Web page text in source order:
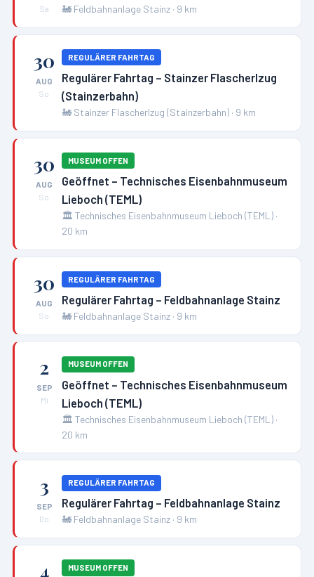
Sa
🚂 Feldbahnanlage Stainz · 9 km
30
AUG
So
REGULÄRER FAHRTAG
Regulärer Fahrtag – Stainzer Flascherlzug
(Stainzerbahn)
🚂 Stainzer Flascherlzug (Stainzerbahn) · 9 km
30
AUG
So
MUSEUM OFFEN
Geöffnet – Technisches Eisenbahnmuseum
Lieboch (TEML)
🏛️ Technisches Eisenbahnmuseum Lieboch (TEML) ·
20 km
30
AUG
So
REGULÄRER FAHRTAG
Regulärer Fahrtag – Feldbahnanlage Stainz
🚂 Feldbahnanlage Stainz · 9 km
2
SEP
Mi
MUSEUM OFFEN
Geöffnet – Technisches Eisenbahnmuseum
Lieboch (TEML)
🏛️ Technisches Eisenbahnmuseum Lieboch (TEML) ·
20 km
3
SEP
Do
REGULÄRER FAHRTAG
Regulärer Fahrtag – Feldbahnanlage Stainz
🚂 Feldbahnanlage Stainz · 9 km
4 MUSEUM OFFEN